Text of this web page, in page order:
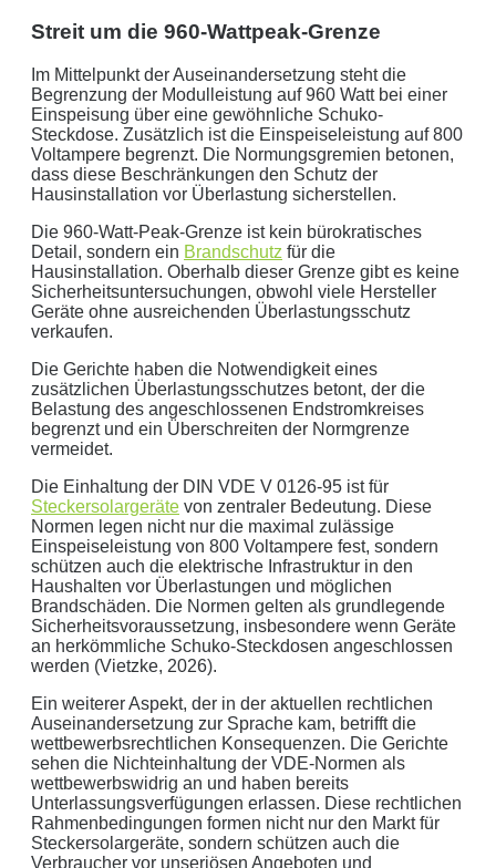
sichere Datenübertragung
Datenlöschung nach Art. 17 DSGVO
Keine Newsletter oder Spam
Streit um die 960-Wattpeak-Grenze
Im Mittelpunkt der Auseinandersetzung steht die
Begrenzung der Modulleistung auf 960 Watt bei einer
Einspeisung über eine gewöhnliche Schuko-
Steckdose. Zusätzlich ist die Einspeiseleistung auf 800
Voltampere begrenzt. Die Normungsgremien betonen,
dass diese Beschränkungen den Schutz der
Hausinstallation vor Überlastung sicherstellen.
Die 960-Watt-Peak-Grenze ist kein bürokratisches
Detail, sondern ein Brandschutz für die
Hausinstallation. Oberhalb dieser Grenze gibt es keine
Sicherheitsuntersuchungen, obwohl viele Hersteller
Geräte ohne ausreichenden Überlastungsschutz
verkaufen.
Die Gerichte haben die Notwendigkeit eines
zusätzlichen Überlastungsschutzes betont, der die
Belastung des angeschlossenen Endstromkreises
begrenzt und ein Überschreiten der Normgrenze
vermeidet.
Die Einhaltung der DIN VDE V 0126-95 ist für
Steckersolargeräte von zentraler Bedeutung. Diese
Normen legen nicht nur die maximal zulässige
Einspeiseleistung von 800 Voltampere fest, sondern
schützen auch die elektrische Infrastruktur in den
Haushalten vor Überlastungen und möglichen
Brandschäden. Die Normen gelten als grundlegende
Sicherheitsvoraussetzung, insbesondere wenn Geräte
an herkömmliche Schuko-Steckdosen angeschlossen
werden (Vietzke, 2026).
Ein weiterer Aspekt, der in der aktuellen rechtlichen
Auseinandersetzung zur Sprache kam, betrifft die
wettbewerbsrechtlichen Konsequenzen. Die Gerichte
sehen die Nichteinhaltung der VDE-Normen als
wettbewerbswidrig an und haben bereits
Unterlassungsverfügungen erlassen. Diese rechtlichen
Rahmenbedingungen formen nicht nur den Markt für
Steckersolargeräte, sondern schützen auch die
Verbraucher vor unseriösen Angeboten und